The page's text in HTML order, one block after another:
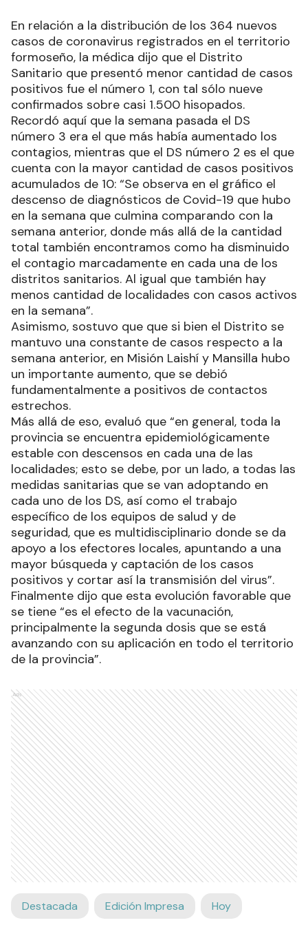
En relación a la distribución de los 364 nuevos
casos de coronavirus registrados en el territorio
formoseño, la médica dijo que el Distrito
Sanitario que presentó menor cantidad de casos
positivos fue el número 1, con tal sólo nueve
confirmados sobre casi 1.500 hisopados.
Recordó aquí que la semana pasada el DS
número 3 era el que más había aumentado los
contagios, mientras que el DS número 2 es el que
cuenta con la mayor cantidad de casos positivos
acumulados de 10: “Se observa en el gráfico el
descenso de diagnósticos de Covid-19 que hubo
en la semana que culmina comparando con la
semana anterior, donde más allá de la cantidad
total también encontramos como ha disminuido
el contagio marcadamente en cada una de los
distritos sanitarios. Al igual que también hay
menos cantidad de localidades con casos activos
en la semana”.
Asimismo, sostuvo que que si bien el Distrito se
mantuvo una constante de casos respecto a la
semana anterior, en Misión Laishí y Mansilla hubo
un importante aumento, que se debió
fundamentalmente a positivos de contactos
estrechos.
Más allá de eso, evaluó que “en general, toda la
provincia se encuentra epidemiológicamente
estable con descensos en cada una de las
localidades; esto se debe, por un lado, a todas las
medidas sanitarias que se van adoptando en
cada uno de los DS, así como el trabajo
específico de los equipos de salud y de
seguridad, que es multidisciplinario donde se da
apoyo a los efectores locales, apuntando a una
mayor búsqueda y captación de los casos
positivos y cortar así la transmisión del virus”.
Finalmente dijo que esta evolución favorable que
se tiene “es el efecto de la vacunación,
principalmente la segunda dosis que se está
avanzando con su aplicación en todo el territorio
de la provincia”.
Ads
Destacada Edición Impresa Hoy